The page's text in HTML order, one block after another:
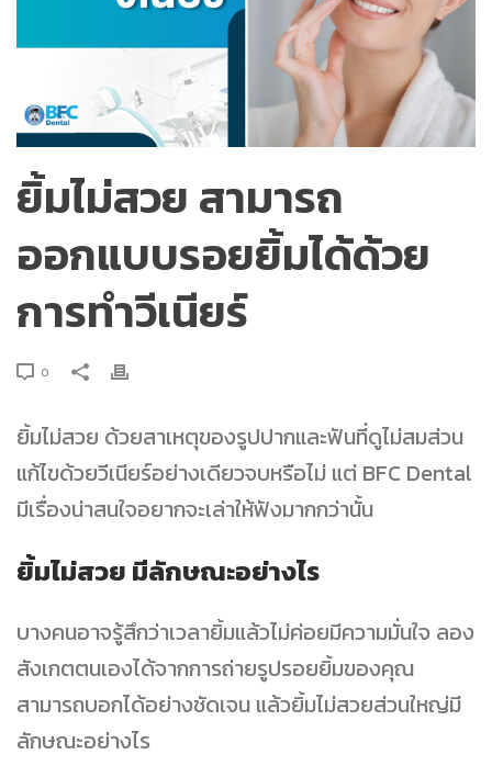
ยิ้มไม่สวย สามารถ
ออกแบบรอยยิ้มได้ด้วย
การทำวีเนียร์
0
ยิ้มไม่สวย ด้วยสาเหตุของรูปปากและฟันที่ดูไม่สมส่วน
แก้ไขด้วยวีเนียร์อย่างเดียวจบหรือไม่ แต่ BFC Dental
มีเรื่องน่าสนใจอยากจะเล่าให้ฟังมากกว่านั้น
ยิ้มไม่สวย มีลักษณะอย่างไร
บางคนอาจรู้สึกว่าเวลายิ้มแล้วไม่ค่อยมีความมั่นใจ ลอง
สังเกตตนเองได้จากการถ่ายรูปรอยยิ้มของคุณ
สามารถบอกได้อย่างชัดเจน แล้วยิ้มไม่สวยส่วนใหญ่มี
ลักษณะอย่างไร